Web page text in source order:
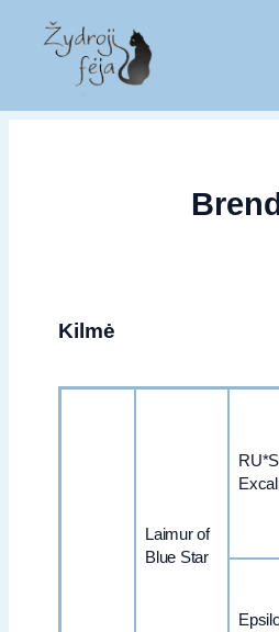
Kilmė
Laimur of
Blue Star